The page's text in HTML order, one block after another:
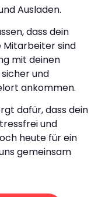
Ausladen.
dass dein
Mitarbeiter sind
mit deinen
und
ankommen.
dafür, dass dein
und
heute für ein
gemeinsam